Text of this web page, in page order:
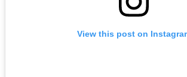
View this post on